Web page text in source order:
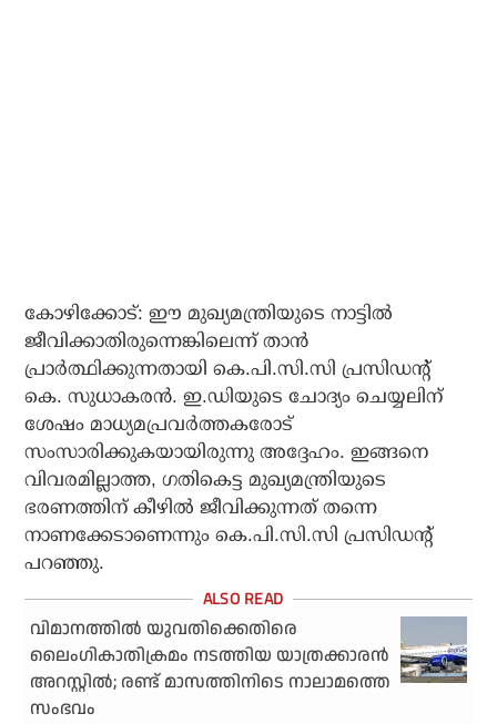
കോഴിക്കോട്: ഈ മുഖ്യമന്ത്രിയുടെ നാട്ടില്‍
ജീവിക്കാതിരുന്നെങ്കിലെന്ന് താന്‍
പ്രാര്‍ത്ഥിക്കുന്നതായി കെ.പി.സി.സി പ്രസിഡന്റ്
കെ. സുധാകരന്‍. ഇ.ഡിയുടെ ചോദ്യം ചെയ്യലിന്
ശേഷം മാധ്യമപ്രവര്‍ത്തകരോട്
സംസാരിക്കുകയായിരുന്നു അദ്ദേഹം. ഇങ്ങനെ
വിവരമില്ലാത്ത, ഗതികെട്ട മുഖ്യമന്ത്രിയുടെ
ഭരണത്തിന് കീഴില്‍ ജീവിക്കുന്നത് തന്നെ
നാണക്കേടാണെന്നും കെ.പി.സി.സി പ്രസിഡന്റ്
പറഞ്ഞു.
വിമാനത്തില്‍ യുവതിക്കെതിരെ
ലൈംഗികാതിക്രമം നടത്തിയ യാത്രക്കാരന്‍
അറസ്റ്റില്‍; രണ്ട് മാസത്തിനിടെ നാലാമത്തെ
സംഭവം